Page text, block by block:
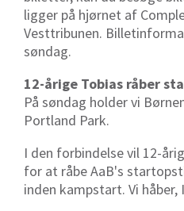
ligger på hjørnet af
Vesttribunen.
søndag.
12-årige Tobias råber
På søndag holder vi
Portland Park.
I den forbindelse vil 12-
for at råbe AaB's
inden kampstart. Vi